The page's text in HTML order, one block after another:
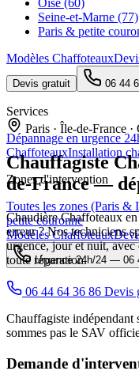
Oise (60)
Seine-et-Marne (77)
Paris & petite
Modèles Chaffoteaux
Devis gratuit 06 44
Services
Dépannage en urgence
ChaffoteauxInstallation
Zones d'intervention
Toutes les zones (Paris &
petite couronne
Modèles Chaffoteaux
Urgence 24h/24 — 06
Paris · Île-de-France ·
Chauffagiste
de-France —
Chaudière Chaffoteaux
erreur ? Nos techniciens
urgence, jour et nuit,
toute réparation.
06 44 64 36 86 Devis
Chauffagiste
sommes pas le SAV
Demande